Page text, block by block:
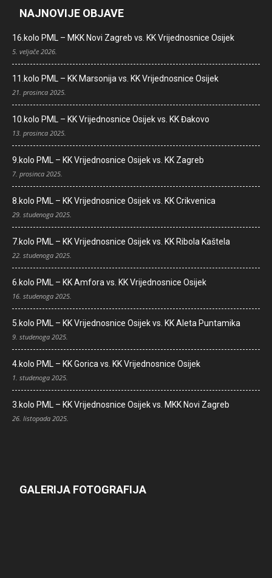
NAJNOVIJE OBJAVE
16.kolo PML – MKK Novi Zagreb vs. KK Vrijednosnice Osijek
5. veljače 2026.
11.kolo PML – KK Marsonija vs. KK Vrijednosnice Osijek
21. prosinca 2025.
10.kolo PML – KK Vrijednosnice Osijek vs. KK Đakovo
13. prosinca 2025.
9.kolo PML – KK Vrijednosnice Osijek vs. KK Zagreb
7. prosinca 2025.
8.kolo PML – KK Vrijednosnice Osijek vs. KK Crikvenica
29. studenoga 2025.
7.kolo PML – KK Vrijednosnice Osijek vs. KK Ribola Kaštela
22. studenoga 2025.
6.kolo PML – KK Amfora vs. KK Vrijednosnice Osijek
16. studenoga 2025.
5.kolo PML – KK Vrijednosnice Osijek vs. KK Aleta Puntamika
9. studenoga 2025.
4.kolo PML – KK Gorica vs. KK Vrijednosnice Osijek
1. studenoga 2025.
3.kolo PML – KK Vrijednosnice Osijek vs. MKK Novi Zagreb
26. listopada 2025.
GALERIJA FOTOGRAFIJA